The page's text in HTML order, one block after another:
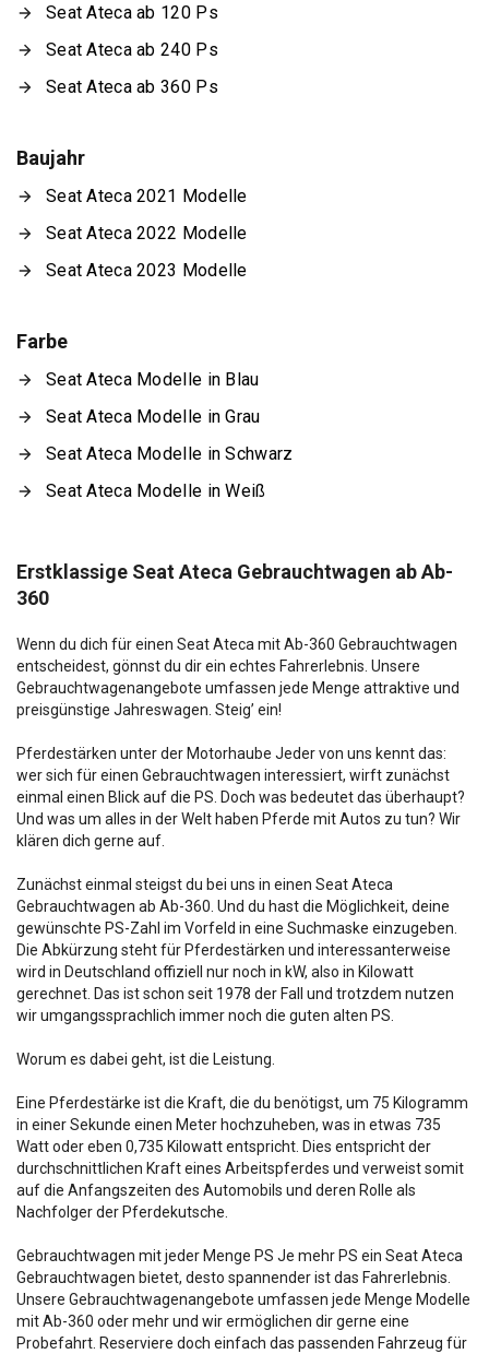
Seat Ateca ab 120 Ps
Seat Ateca ab 240 Ps
Seat Ateca ab 360 Ps
Baujahr
Seat Ateca 2021 Modelle
Seat Ateca 2022 Modelle
Seat Ateca 2023 Modelle
Farbe
Seat Ateca Modelle in Blau
Seat Ateca Modelle in Grau
Seat Ateca Modelle in Schwarz
Seat Ateca Modelle in Weiß
Erstklassige Seat Ateca Gebrauchtwagen ab Ab-
360
Wenn du dich für einen Seat Ateca mit Ab-360 Gebrauchtwagen
entscheidest, gönnst du dir ein echtes Fahrerlebnis. Unsere
Gebrauchtwagenangebote umfassen jede Menge attraktive und
preisgünstige Jahreswagen. Steig’ ein!
Pferdestärken unter der Motorhaube Jeder von uns kennt das:
wer sich für einen Gebrauchtwagen interessiert, wirft zunächst
einmal einen Blick auf die PS. Doch was bedeutet das überhaupt?
Und was um alles in der Welt haben Pferde mit Autos zu tun? Wir
klären dich gerne auf.
Zunächst einmal steigst du bei uns in einen Seat Ateca
Gebrauchtwagen ab Ab-360. Und du hast die Möglichkeit, deine
gewünschte PS-Zahl im Vorfeld in eine Suchmaske einzugeben.
Die Abkürzung steht für Pferdestärken und interessanterweise
wird in Deutschland offiziell nur noch in kW, also in Kilowatt
gerechnet. Das ist schon seit 1978 der Fall und trotzdem nutzen
wir umgangssprachlich immer noch die guten alten PS.
Worum es dabei geht, ist die Leistung.
Eine Pferdestärke ist die Kraft, die du benötigst, um 75 Kilogramm
in einer Sekunde einen Meter hochzuheben, was in etwas 735
Watt oder eben 0,735 Kilowatt entspricht. Dies entspricht der
durchschnittlichen Kraft eines Arbeitspferdes und verweist somit
auf die Anfangszeiten des Automobils und deren Rolle als
Nachfolger der Pferdekutsche.
Gebrauchtwagen mit jeder Menge PS Je mehr PS ein Seat Ateca
Gebrauchtwagen bietet, desto spannender ist das Fahrerlebnis.
Unsere Gebrauchtwagenangebote umfassen jede Menge Modelle
mit Ab-360 oder mehr und wir ermöglichen dir gerne eine
Probefahrt. Reserviere doch einfach das passenden Fahrzeug für